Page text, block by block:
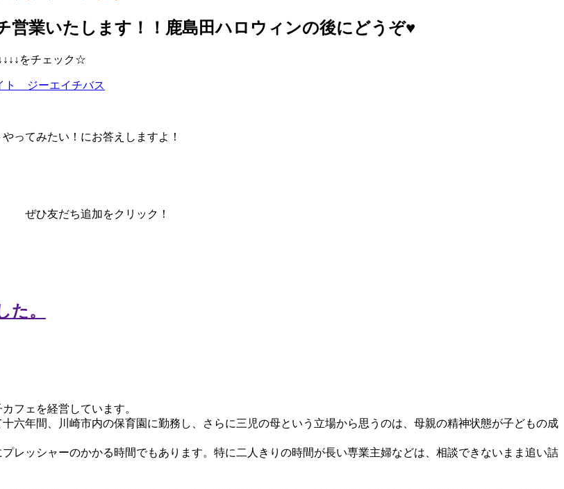
営業いたします！！鹿島田ハロウィンの後にどうぞ♥️
をチェック☆
ジーエイチバス
ってみたい！にお答えしますよ！
ぜひ友だち追加をクリック！
フェを経営しています。
六年間、川崎市内の保育園に勤務し、さらに三児の母という立場から思うのは、母親の精神状態が子どもの成
レッシャーのかかる時間でもあります。特に二人きりの時間が長い専業主婦などは、相談できないまま追い詰